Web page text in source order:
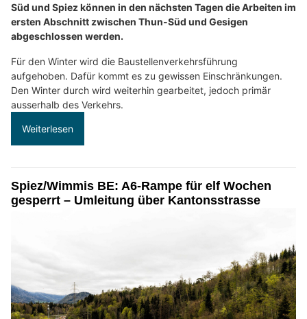
Süd und Spiez können in den nächsten Tagen die Arbeiten im
ersten Abschnitt zwischen Thun-Süd und Gesigen
abgeschlossen werden.
Für den Winter wird die Baustellenverkehrsführung
aufgehoben. Dafür kommt es zu gewissen Einschränkungen.
Den Winter durch wird weiterhin gearbeitet, jedoch primär
ausserhalb des Verkehrs.
Weiterlesen
Spiez/Wimmis BE: A6-Rampe für elf Wochen
gesperrt – Umleitung über Kantonsstrasse